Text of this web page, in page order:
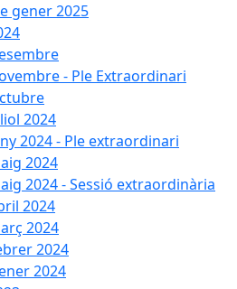
gener 2025
- Ple Extraordinari
2024
2024 - Ple extraordinari
2024
2024 - Sessió extraordinària
2024
2024
2024
2024